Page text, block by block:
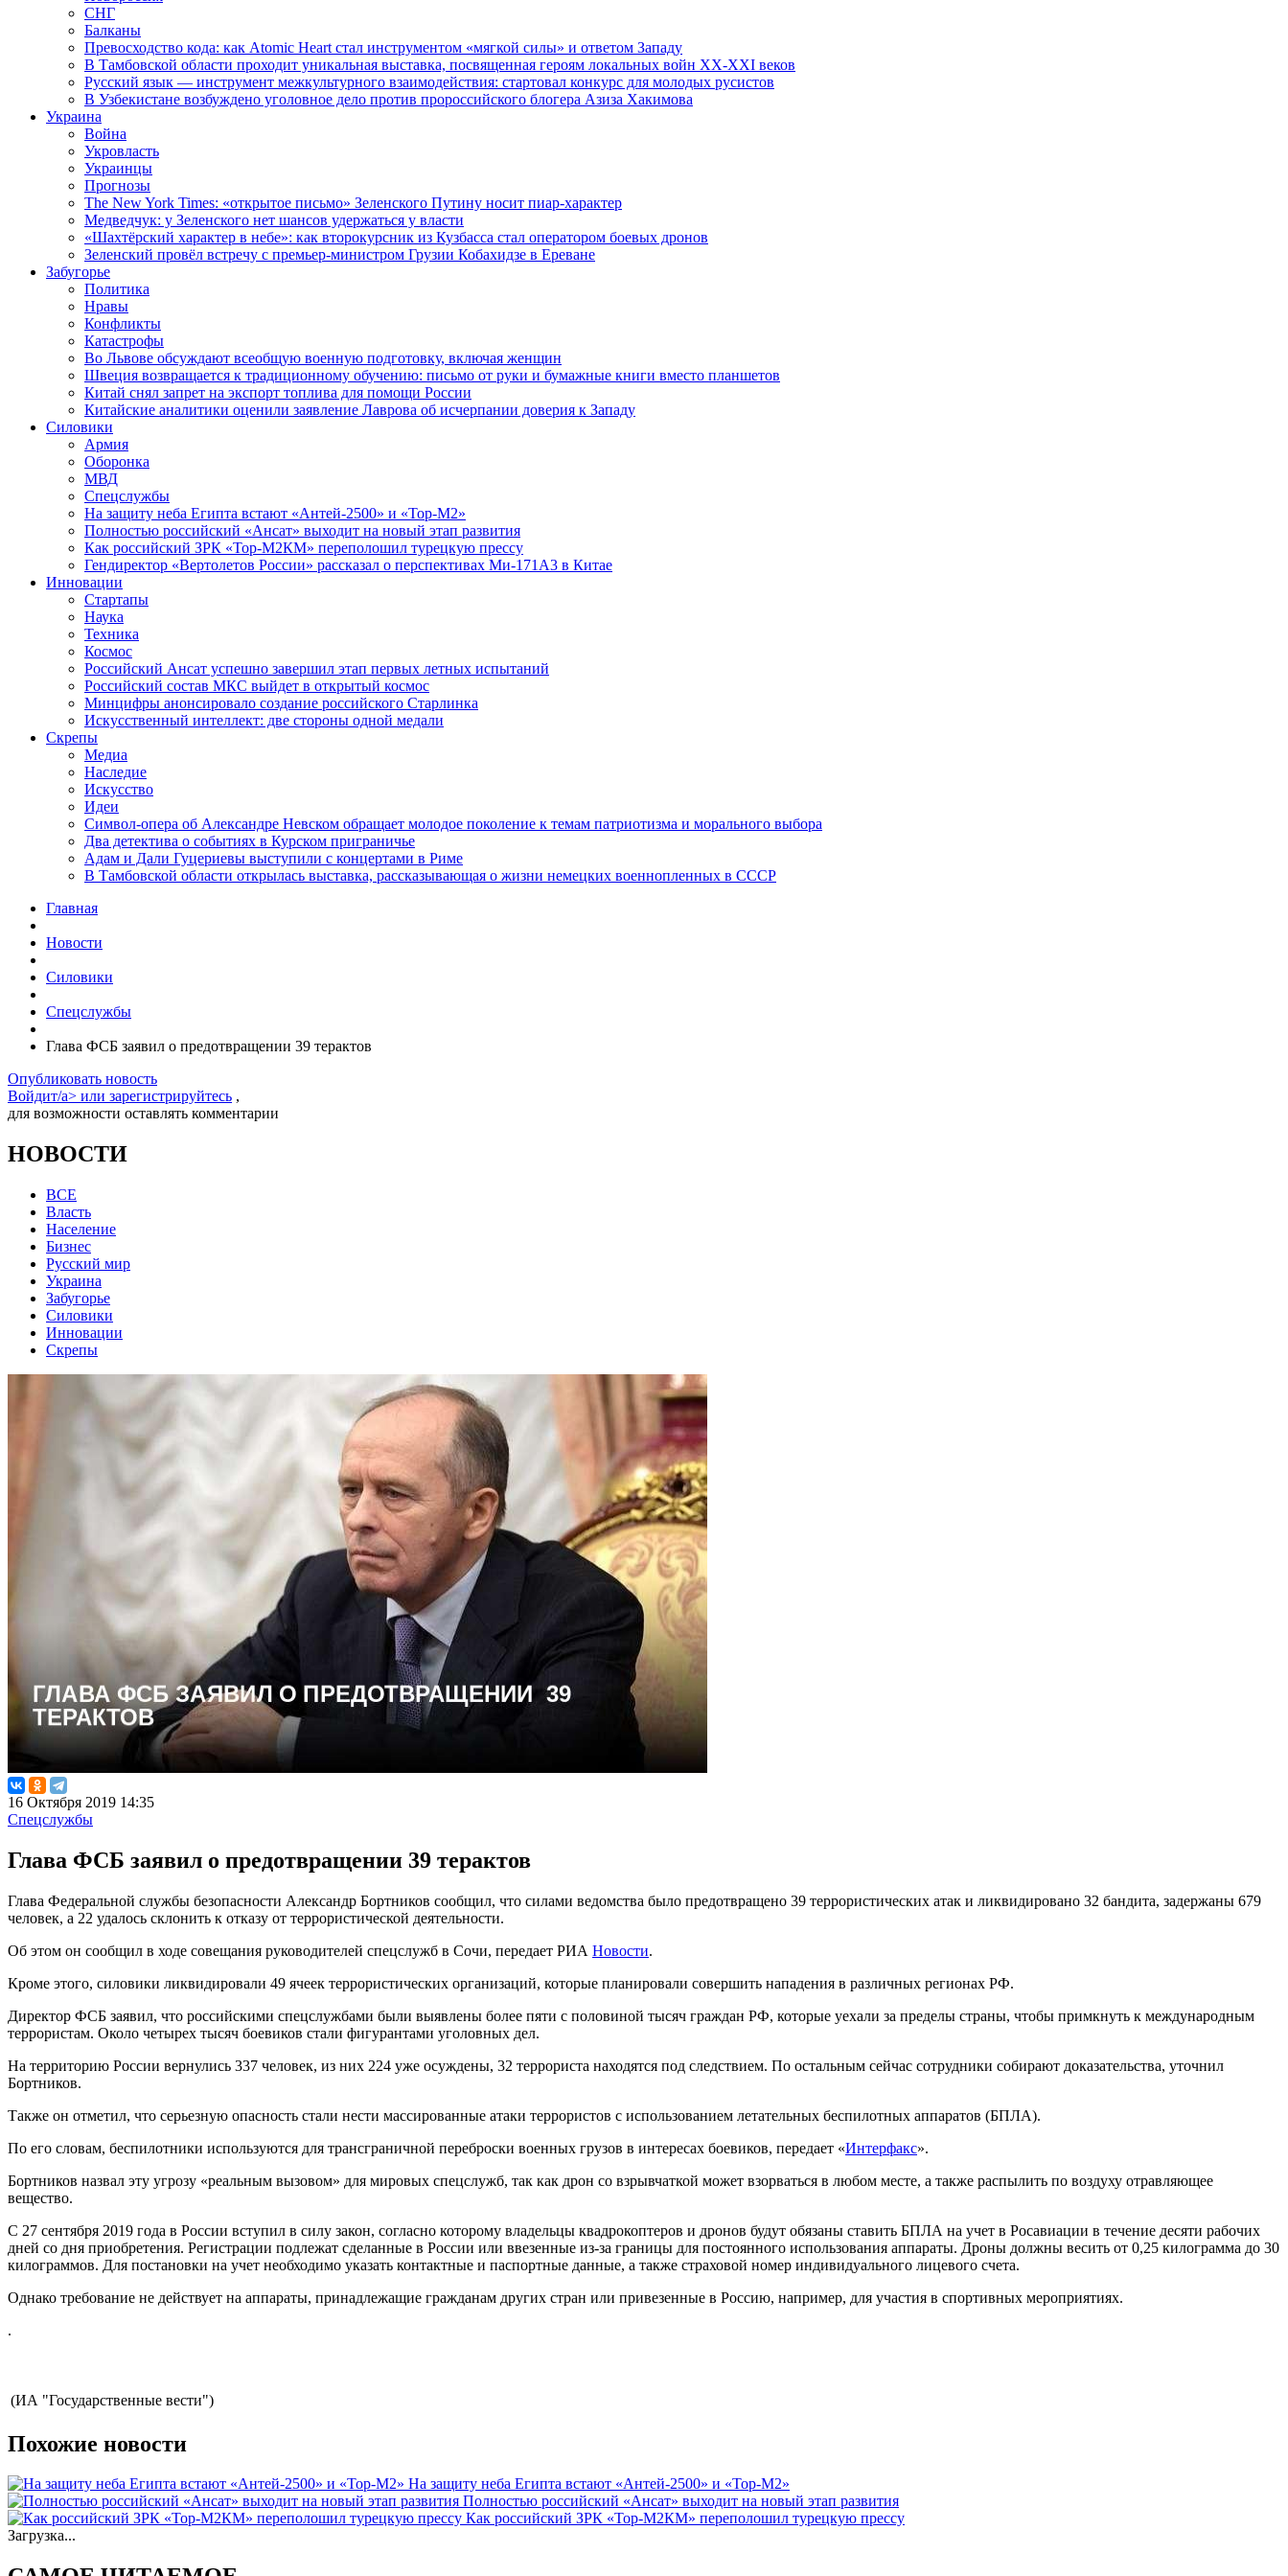
СНГ
Балканы
Превосходство кода: как Atomic Heart стал инструментом «мягкой силы» и ответом Западу
В Тамбовской области проходит уникальная выставка, посвященная героям локальных войн XX-XXI веков
Русский язык — инструмент межкультурного взаимодействия: стартовал конкурс для молодых русистов
В Узбекистане возбуждено уголовное дело против пророссийского блогера Азиза Хакимова
Украина
Война
Укровласть
Украинцы
Прогнозы
The New York Times: «открытое письмо» Зеленского Путину носит пиар-характер
Медведчук: у Зеленского нет шансов удержаться у власти
«Шахтёрский характер в небе»: как второкурсник из Кузбасса стал оператором боевых дронов
Зеленский провёл встречу с премьер-министром Грузии Кобахидзе в Ереване
Забугорье
Политика
Нравы
Конфликты
Катастрофы
Во Львове обсуждают всеобщую военную подготовку, включая женщин
Швеция возвращается к традиционному обучению: письмо от руки и бумажные книги вместо планшетов
Китай снял запрет на экспорт топлива для помощи России
Китайские аналитики оценили заявление Лаврова об исчерпании доверия к Западу
Силовики
Армия
Оборонка
МВД
Спецслужбы
На защиту неба Египта встают «Антей-2500» и «Тор-М2»
Полностью российский «Ансат» выходит на новый этап развития
Как российский ЗРК «Тор-М2КМ» переполошил турецкую прессу
Гендиректор «Вертолетов России» рассказал о перспективах Ми-171А3 в Китае
Инновации
Стартапы
Наука
Техника
Космос
Российский Ансат успешно завершил этап первых летных испытаний
Российский состав МКС выйдет в открытый космос
Минцифры анонсировало создание российского Старлинка
Искусственный интеллект: две стороны одной медали
Скрепы
Медиа
Наследие
Искусство
Идеи
Символ-опера об Александре Невском обращает молодое поколение к темам патриотизма и морального выбора
Два детектива о событиях в Курском приграничье
Адам и Дали Гуцериевы выступили с концертами в Риме
В Тамбовской области открылась выставка, рассказывающая о жизни немецких военнопленных в СССР
Главная
Новости
Силовики
Спецслужбы
Глава ФСБ заявил о предотвращении 39 терактов
Опубликовать новость
Войдит/a> или зарегистрируйтесь ,
для возможности оставлять комментарии
НОВОСТИ
ВСЕ
Власть
Население
Бизнес
Русский мир
Украина
Забугорье
Силовики
Инновации
Скрепы
16 Октября 2019 14:35
Спецслужбы
Глава ФСБ заявил о предотвращении 39 терактов
Глава Федеральной службы безопасности Александр Бортников сообщил, что силами ведомства было предотвращено 39 террористических атак и ликвидировано 32 бандита, задержаны 679
человек, а 22 удалось склонить к отказу от террористической деятельности.
Об этом он сообщил в ходе совещания руководителей спецслужб в Сочи, передает РИА Новости.
Кроме этого, силовики ликвидировали 49 ячеек террористических организаций, которые планировали совершить нападения в различных регионах РФ.
Директор ФСБ заявил, что российскими спецслужбами были выявлены более пяти с половиной тысяч граждан РФ, которые уехали за пределы страны, чтобы примкнуть к международным
террористам. Около четырех тысяч боевиков стали фигурантами уголовных дел.
На территорию России вернулись 337 человек, из них 224 уже осуждены, 32 террориста находятся под следствием. По остальным сейчас сотрудники собирают доказательства, уточнил
Бортников.
Также он отметил, что серьезную опасность стали нести массированные атаки террористов с использованием летательных беспилотных аппаратов (БПЛА).
По его словам, беспилотники используются для трансграничной переброски военных грузов в интересах боевиков, передает «Интерфакс».
Бортников назвал эту угрозу «реальным вызовом» для мировых спецслужб, так как дрон со взрывчаткой может взорваться в любом месте, а также распылить по воздуху отравляющее
вещество.
С 27 сентября 2019 года в России вступил в силу закон, согласно которому владельцы квадрокоптеров и дронов будут обязаны ставить БПЛА на учет в Росавиации в течение десяти рабочих
дней со дня приобретения. Регистрации подлежат сделанные в России или ввезенные из-за границы для постоянного использования аппараты. Дроны должны весить от 0,25 килограмма до 30
килограммов. Для постановки на учет необходимо указать контактные и паспортные данные, а также страховой номер индивидуального лицевого счета.
Однако требование не действует на аппараты, принадлежащие гражданам других стран или привезенные в Россию, например, для участия в спортивных мероприятиях.
.
(ИА "Государственные вести")
Похожие новости
На защиту неба Египта встают «Антей-2500» и «Тор-М2»
Полностью российский «Ансат» выходит на новый этап развития
Как российский ЗРК «Тор-М2КМ» переполошил турецкую прессу
Загрузка...